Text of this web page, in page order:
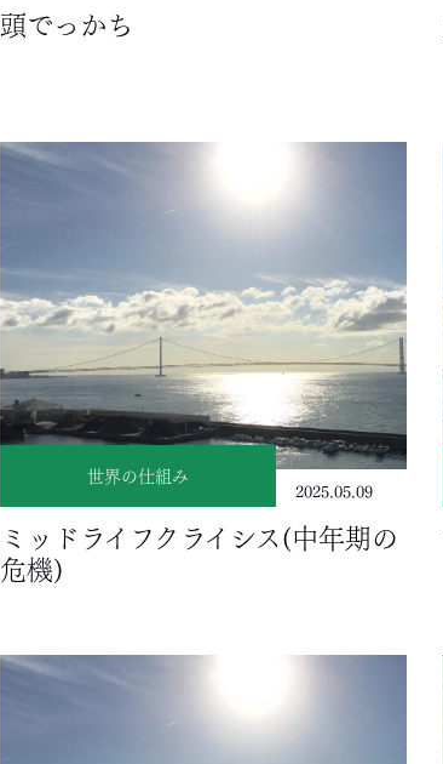
頭でっかち
世界の仕組み
2025.05.09
ミッドライフクライシス(中年期の
危機)